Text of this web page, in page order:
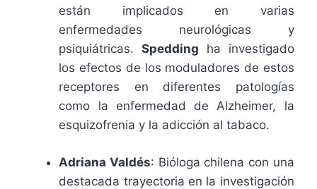
están implicados en varias
enfermedades neurológicas y
psiquiátricas.Spedding ha investigado
los efectos de los moduladores de estos
receptores en diferentes patologías
como la enfermedad de Alzheimer, la
esquizofrenia y la adicción al tabaco.
Adriana Valdés: Bióloga chilena con una
destacada trayectoria en la investigación